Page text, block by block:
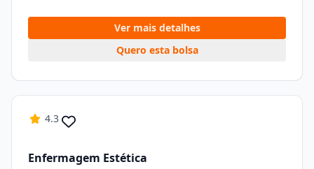
Ver mais detalhes
Quero esta bolsa
4.3
Enfermagem Estética